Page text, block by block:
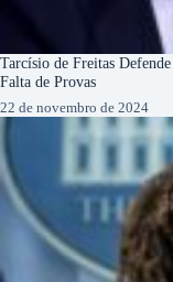
Tarcísio de Freitas
Falta de Provas
22 de novembro de 2024